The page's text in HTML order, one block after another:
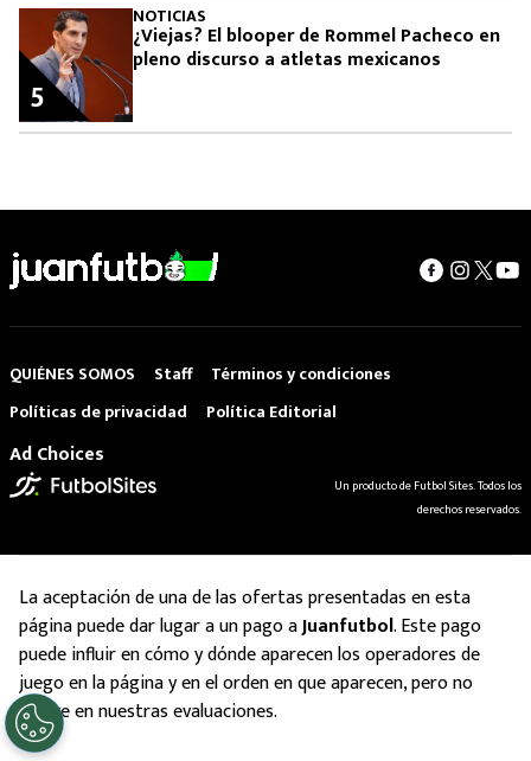
NOTICIAS
¿Viejas? El blooper de Rommel Pacheco en
pleno discurso a atletas mexicanos
5
QUIÉNES SOMOS Staff
Términos y condiciones
Políticas de privacidad
Política Editorial
Ad Choices
Un producto de Futbol Sites. Todos los
derechos reservados.
La aceptación de una de las ofertas presentadas en esta
página puede dar lugar a un pago aJuanfutbol. Este pago
puede influir en cómo y dónde aparecen los operadores de
juego en la página y en el orden en que aparecen, pero no
influye en nuestras evaluaciones.